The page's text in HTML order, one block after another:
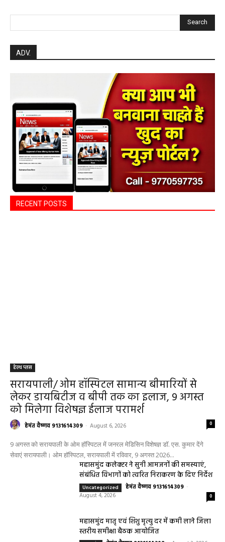
Search
ADV.
RECENT POSTS
हेल्थ प्लस
सरायपाली/ ओम हॉस्पिटल सामान्य बीमारियों से
लेकर डायबिटीज व बीपी तक का इलाज, 9 अगस्त
को मिलेगा विशेषज्ञ ईलाज परामर्श
हेमंत वैष्णव 9131614309 - August 6, 2026 0
9 अगस्त को सरायपाली के ओम हॉस्पिटल में जनरल मेडिसिन विशेषज्ञ डॉ. एस. कुमार देंगे
सेवाएं सरायपाली। ओम हॉस्पिटल, सरायपाली में रविवार, 9 अगस्त 2026...
महासमुंद कलेक्टर ने सुनी आमजनों की समस्याएं,
संबंधित विभागों को त्वरित निराकरण के दिए निर्देश
Uncategorized हेमंत वैष्णव 9131614309 -
August 4, 2026
0
महासमुंद मातृ एवं शिशु मृत्यु दर में कमी लाने जिला
स्तरीय समीक्षा बैठक आयोजित